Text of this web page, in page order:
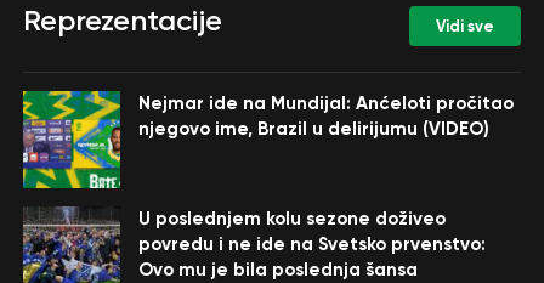
Reprezentacije Vidi sve
Nejmar ide na Mundijal: Anćeloti pročitao
njegovo ime, Brazil u delirijumu (VIDEO)
U poslednjem kolu sezone doživeo
povredu i ne ide na Svetsko prvenstvo:
Ovo mu je bila poslednja šansa